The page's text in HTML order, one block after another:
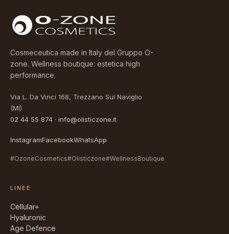
65,00 €
Cosmeceutica made in Italy del Gruppo O-
zone. Wellness boutique: estetica high
performance.
Via L. Da Vinci 168, Trezzano Sul Naviglio
(MI)
02 44 55 874 · info@olisticzone.it
InstagramFacebookWhatsApp
#OzoneCosmetics#Olisticzone#WellnessBoutique
LINEE
Cellular+
Hyaluronic
Age Defence